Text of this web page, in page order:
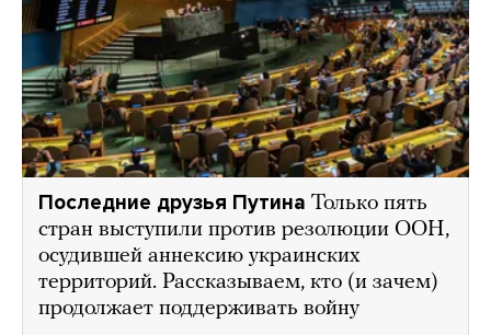
Последние друзья Путина Только пять
стран выступили против резолюции ООН,
осудившей аннексию украинских
территорий. Рассказываем, кто (и зачем)
продолжает поддерживать войну